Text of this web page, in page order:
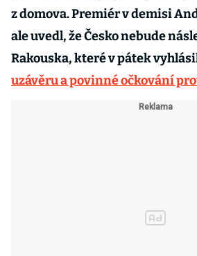
z domova. Premiér v demisi
ale uvedl, že Česko nebude
Rakouska, které v pátek
uzávěru a povinné očkování